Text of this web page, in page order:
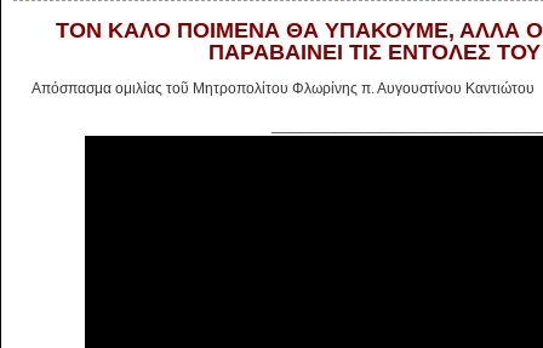
TON KAΛΟ ΠΟΙΜΕΝΑ ΘΑ ΥΠΑΚΟΥΜΕ, ΑΛΛΑ
ΠΑΡΑΒΑΙΝΕΙ ΤΙΣ ΕΝΤΟΛΕΣ
Απόσπασμα ομιλίας τοῦ Μητροπολίτου Φλωρίνης π. Αυγουστίνου Καντιώτου